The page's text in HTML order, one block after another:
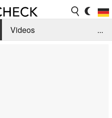
Videos
...